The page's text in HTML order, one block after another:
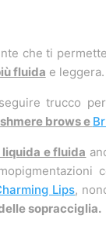
che ti
fluida e leggera.
trucco
brows e
liquida e fluida
Lips,
sopracciglia.